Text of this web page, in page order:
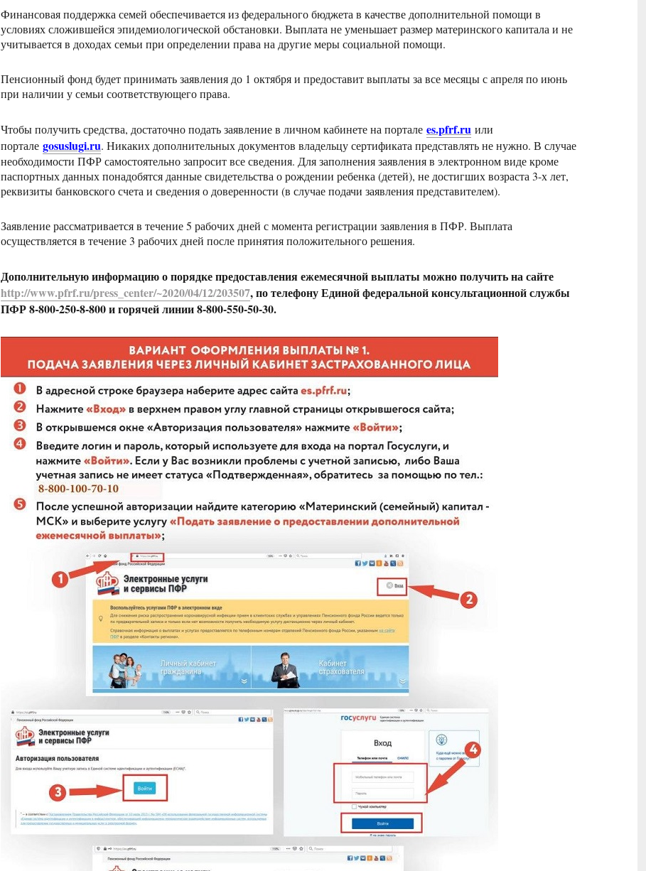
Финансовая поддержка семей обеспечивается из федерального бюджета в качестве дополнительной помощи в
условиях сложившейся эпидемиологической обстановки. Выплата не уменьшает размер материнского капитала и не
учитывается в доходах семьи при определении права на другие меры социальной помощи.
Пенсионный фонд будет принимать заявления до 1 октября и предоставит выплаты за все месяцы с апреля по июнь
при наличии у семьи соответствующего права.
Чтобы получить средства, достаточно подать заявление в личном кабинете на портале es.pfrf.ru или
портале gosuslugi.ru. Никаких дополнительных документов владельцу сертификата представлять не нужно. В случае
необходимости ПФР самостоятельно запросит все сведения. Для заполнения заявления в электронном виде кроме
паспортных данных понадобятся данные свидетельства о рождении ребенка (детей), не достигших возраста 3-х лет,
реквизиты банковского счета и сведения о доверенности (в случае подачи заявления представителем).
Заявление рассматривается в течение 5 рабочих дней с момента регистрации заявления в ПФР. Выплата
осуществляется в течение 3 рабочих дней после принятия положительного решения.
Дополнительную информацию о порядке предоставления ежемесячной выплаты можно получить на сайте
http://www.pfrf.ru/press_center/~2020/04/12/203507, по телефону Единой федеральной консультационной службы
ПФР 8-800-250-8-800 и горячей линии 8-800-550-50-30.